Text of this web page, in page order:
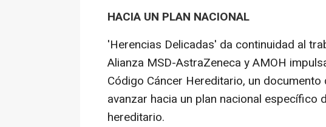
HACIA UN PLAN NACIONAL
'Herencias Delicadas' da continuidad al
Alianza MSD-AstraZeneca y AMOH
Código Cáncer Hereditario, un
avanzar hacia un plan nacional específico
hereditario.